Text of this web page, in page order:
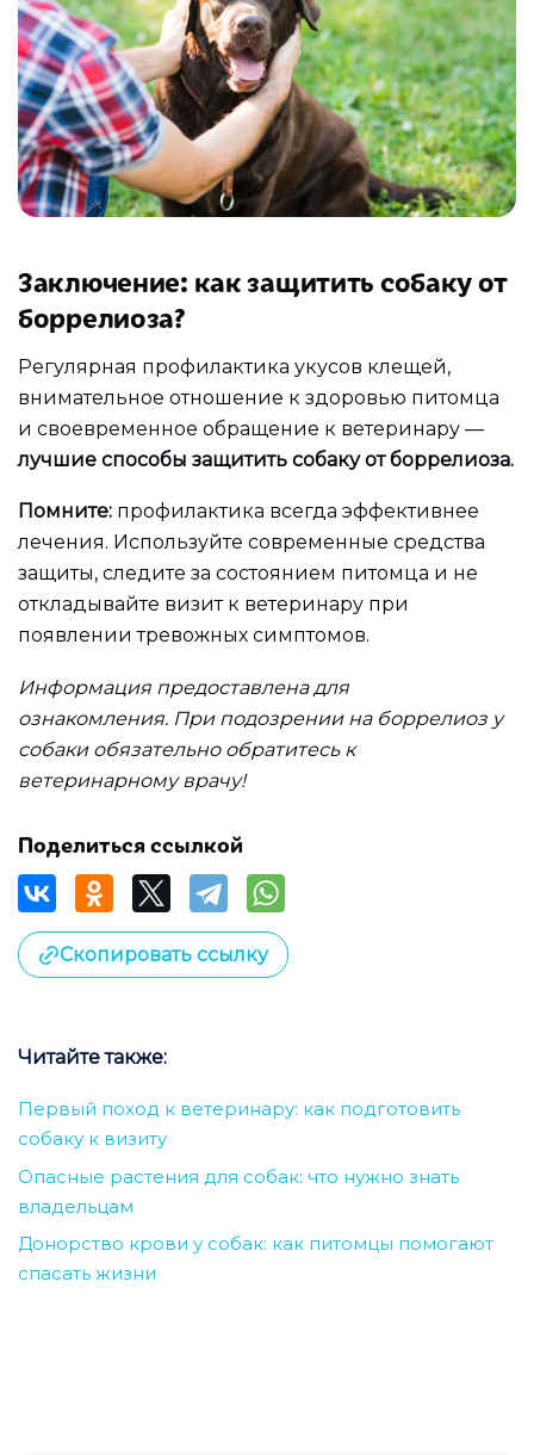
Заключение: как защитить собаку от
боррелиоза?
Регулярная профилактика укусов клещей,
внимательное отношение к здоровью питомца
и своевременное обращение к ветеринару —
лучшие способы защитить собаку от боррелиоза.
Помните: профилактика всегда эффективнее
лечения. Используйте современные средства
защиты, следите за состоянием питомца и не
откладывайте визит к ветеринару при
появлении тревожных симптомов.
Информация предоставлена для
ознакомления. При подозрении на боррелиоз у
собаки обязательно обратитесь к
ветеринарному врачу!
Поделиться ссылкой
Скопировать ссылку
Читайте также:
Первый поход к ветеринару: как подготовить
собаку к визиту
Опасные растения для собак: что нужно знать
владельцам
Донорство крови у собак: как питомцы помогают
спасать жизни